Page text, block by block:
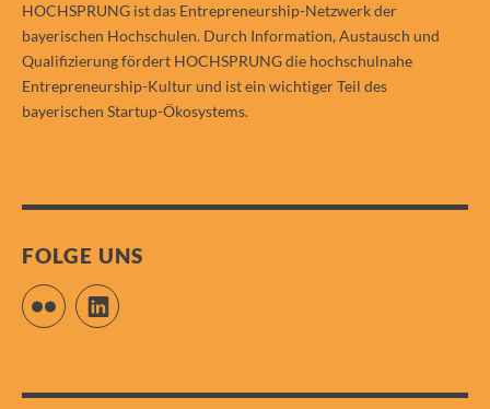
HOCHSPRUNG ist das Entrepreneurship-Netzwerk der
bayerischen Hochschulen. Durch Information, Austausch und
Qualifizierung fördert HOCHSPRUNG die hochschulnahe
Entrepreneurship-Kultur und ist ein wichtiger Teil des
bayerischen Startup-Ökosystems.
FOLGE UNS
Flickr LinkedIn